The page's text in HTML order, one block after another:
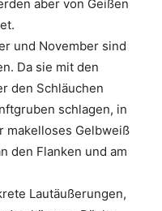
aber von Geißen
und November sind
Da sie mit den
den Schläuchen
schlagen, in
makelloses Gelbweiß
den Flanken und am
Lautäußerungen,